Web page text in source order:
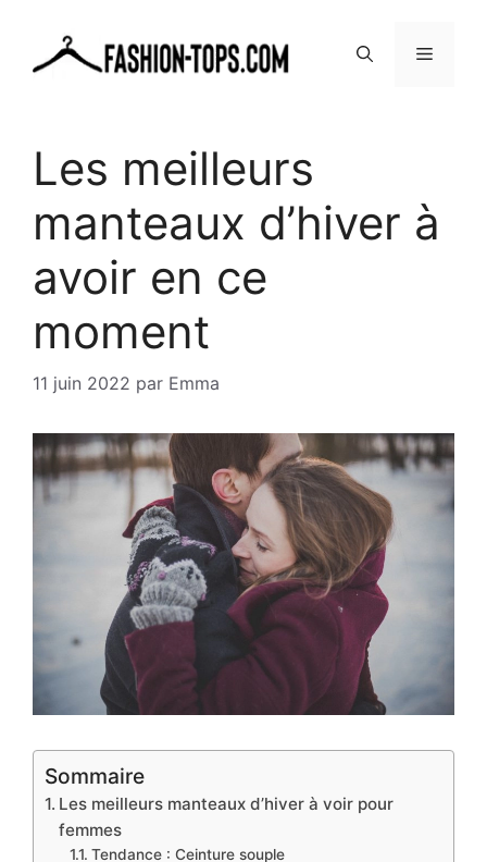
contenu
MENU
Les meilleurs
manteaux d’hiver à
avoir en ce
moment
11 juin 2022 par Emma
Sommaire
Les meilleurs manteaux d’hiver à voir pour
femmes
Tendance : Ceinture souple